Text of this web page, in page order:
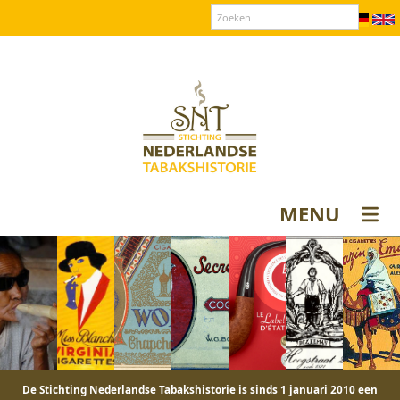
MENU
De Stichting Nederlandse Tabakshistorie is sinds 1 januari 2010 een